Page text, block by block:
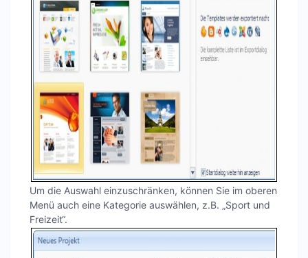
Um die Auswahl einzuschränken, können Sie im oberen
Menü auch eine Kategorie auswählen, z.B. „Sport und
Freizeit“.